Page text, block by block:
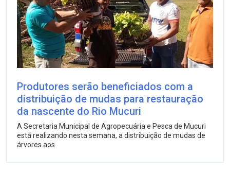
Produtores serão beneficiados com a
distribuição de mudas para restauração
da nascente do Rio Mucuri
A Secretaria Municipal de Agropecuária e Pesca de Mucuri
está realizando nesta semana, a distribuição de mudas de
árvores aos